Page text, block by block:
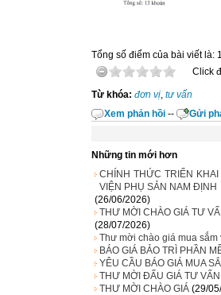
Tổng số điểm của bài viết là:
Click
Từ khóa: đơn vị, tư vấn
Xem phản hồi -- Gửi
Những tin mới hơn
CHÍNH THỨC TRIỂN
VIỆN PHỤ SẢN NAM ĐỊNH
(26/06/2026)
THƯ MỜI CHÀO GIÁ TƯ
(28/07/2026)
Thư mời chào giá mua
BÁO GIÁ BẢO TRÌ PHẦN
YÊU CẦU BÁO GIÁ MUA
THƯ MỜI ĐẤU GIÁ TƯ
THƯ MỜI CHÀO GIÁ (29/